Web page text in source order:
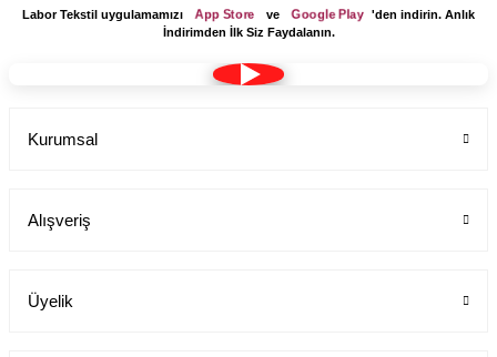
Labor Tekstil uygulamamızı App Store ve Google Play 'den indirin. Anlık
İndirimden İlk Siz Faydalanın.
Kurumsal
Alışveriş
Üyelik